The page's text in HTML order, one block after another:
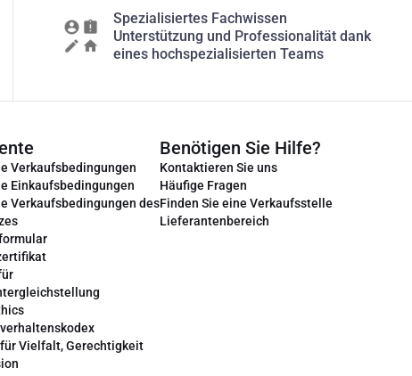
Spezialisiertes Fachwissen
Unterstützung und Professionalität dank
eines hochspezialisierten Teams
Verkaufsbedingungen
Einkaufsbedingungen
Verkaufsbedingungen des
Vielfalt, Gerechtigkeit
Benötigen Sie Hilfe?
Kontaktieren Sie uns
Häufige Fragen
Finden Sie eine Verkaufsstelle
Lieferantenbereich